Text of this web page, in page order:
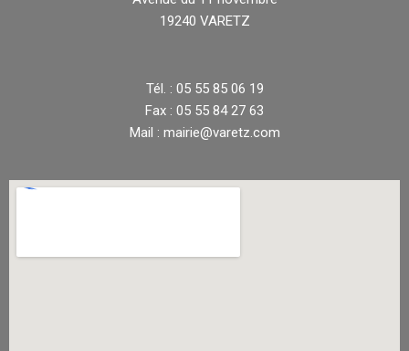
19240 VARETZ
Tél. : 05 55 85 06 19
Fax : 05 55 84 27 63
Mail : mairie@varetz.com